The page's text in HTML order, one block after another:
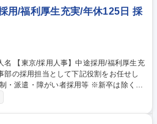
用/福利厚生充実/年休125日 採
・派遣・障がい者採用等 ※新卒は除く）